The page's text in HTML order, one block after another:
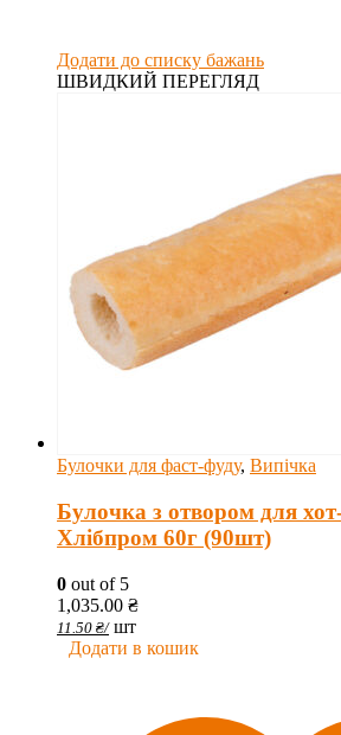
Додати до списку бажань
ШВИДКИЙ ПЕРЕГЛЯД
Булочки для фаст-фуду, Випічка
Булочка з отвором для
Хлібпром 60г (90шт)
0 out of 5
1,035.00 ₴
11.50 ₴/ шт
Додати в кошик